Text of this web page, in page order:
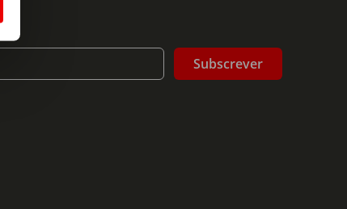
Subscrever